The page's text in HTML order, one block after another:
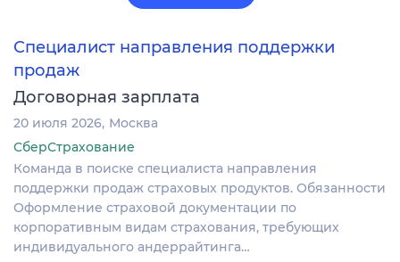
Специалист направления поддержки
продаж
Договорная зарплата
20 июля 2026 Москва
СберСтрахование
Команда в поиске специалиста направления
поддержки продаж страховых продуктов. Обязанности
Оформление страховой документации по
корпоративным видам страхования, требующих
индивидуального андеррайтинга…